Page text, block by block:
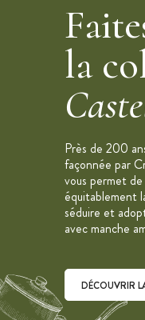
la
Près de 200
façonnée par
vous permet
équitablement
séduire et
avec manche
DÉCOUVRIR